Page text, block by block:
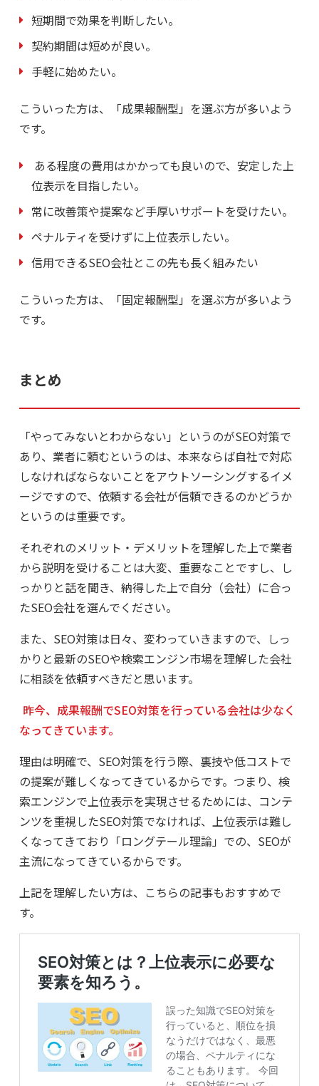
短期間で効果を判断したい。
契約期間は短めが良い。
手軽に始めたい。
こういった方は、「成果報酬型」を選ぶ方が多いよう
です。
ある程度の費用はかかっても良いので、安定した上
位表示を目指したい。
常に改善策や提案など手厚いサポートを受けたい。
ペナルティを受けずに上位表示したい。
信用できるSEO会社とこの先も長く組みたい
こういった方は、「固定報酬型」を選ぶ方が多いよう
です。
まとめ
「やってみないとわからない」というのがSEO対策で
あり、業者に頼むというのは、本来ならば自社で対応
しなければならないことをアウトソーシングするイメ
ージですので、依頼する会社が信頼できるのかどうか
というのは重要です。
それぞれのメリット・デメリットを理解した上で業者
から説明を受けることは大変、重要なことですし、し
っかりと話を聞き、納得した上で自分（会社）に合っ
たSEO会社を選んでください。
また、SEO対策は日々、変わっていきますので、しっ
かりと最新のSEOや検索エンジン市場を理解した会社
に相談を依頼すべきだと思います。
昨今、成果報酬でSEO対策を行っている会社は少なく
なってきています。
理由は明確で、SEO対策を行う際、裏技や低コストで
の提案が難しくなってきているからです。つまり、検
索エンジンで上位表示を実現させるためには、コンテ
ンツを重視したSEO対策でなければ、上位表示は難し
くなってきており「ロングテール理論」での、SEOが
主流になってきているからです。
上記を理解したい方は、こちらの記事もおすすめで
す。